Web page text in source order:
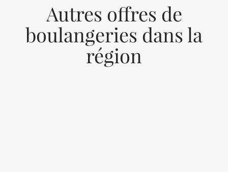
Autres offres de
boulangeries dans la
région